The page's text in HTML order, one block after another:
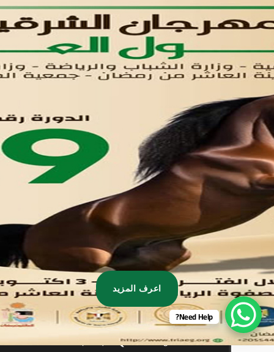
اتصل بنا
تواصل معنا
مدينة العاشر من رمضان
01221020029
055-4494429
055-4494406
055-4494414
info.triaeg@yahoo.com
info@triaeg-guide.com
, All rights reserved
Developed by
Need Help?
اعرف المزيد